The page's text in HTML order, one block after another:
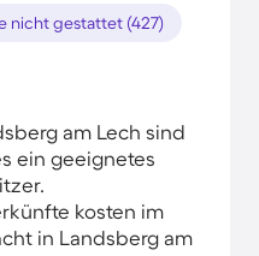
nicht gestattet (427)
am Lech sind
ein geeignetes
kosten im
in Landsberg am